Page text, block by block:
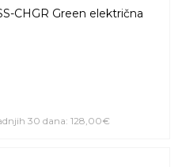
CHGR Green električna
30 dana: 128,00€